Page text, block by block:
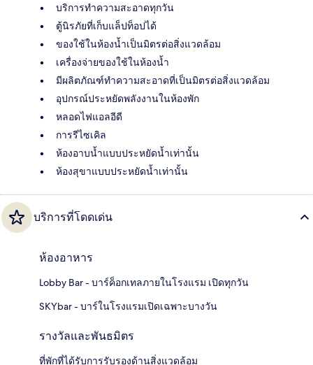
บริการทำความสะอาดทุกวัน
ตู้นิรภัยที่เก็บแล็ปท็อปได้
ของใช้ในห้องน้ำเป็นมิตรต่อสิ่งแวดล้อม
เครื่องจ่ายของใช้ในห้องน้ำ
มีผลิตภัณฑ์ทำความสะอาดที่เป็นมิตรต่อสิ่งแวดล้อม
อุปกรณ์ประหยัดพลังงานในห้องพัก
หลอดไฟแอลอีดี
การรีไซเคิล
ห้องอาบน้ำแบบประหยัดน้ำเท่านั้น
ห้องสุขาแบบประหยัดน้ำเท่านั้น
บริการที่โดดเด่น
ห้องอาหาร
Lobby Bar - บาร์ค็อกเทลภายในโรงแรม เปิดทุกวัน
SKYbar - บาร์ในโรงแรมเปิดเฉพาะบางวัน
รางวัลและพันธมิตร
ที่พักที่ได้รับการรับรองด้านสิ่งแวดล้อม